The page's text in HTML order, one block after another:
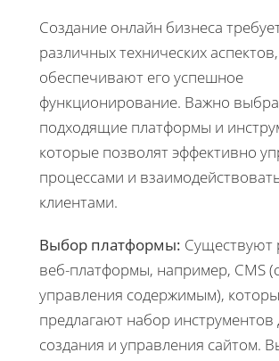
Создание онлайн бизнеса
различных технических
обеспечивают его успешное
функционирование. Важно
подходящие платформы и
которые позволят эффективно
процессами и
клиентами.
Выбор платформы: Существуют
веб-платформы, например, CMS
управления содержимым),
предлагают набор инструментов
создания и управления сайтом.